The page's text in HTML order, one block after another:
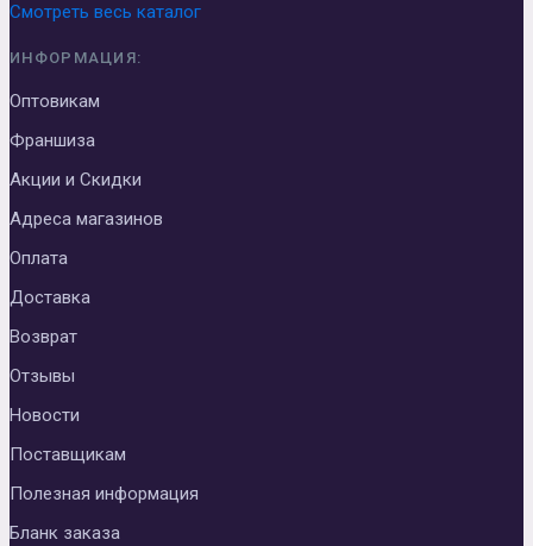
Смотреть весь каталог
ИНФОРМАЦИЯ:
Оптовикам
Франшиза
Акции и Скидки
Адреса магазинов
Оплата
Доставка
Возврат
Отзывы
Новости
Поставщикам
Полезная информация
Бланк заказа